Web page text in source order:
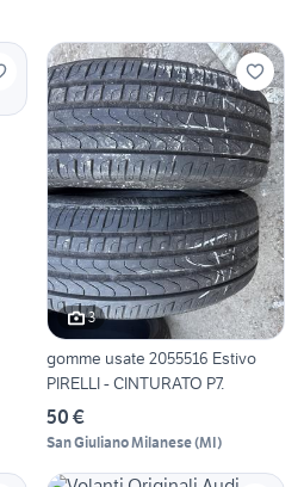
3
gomme usate 2055516 Estivo
PIRELLI - CINTURATO P7.
50 €
San Giuliano Milanese(MI)